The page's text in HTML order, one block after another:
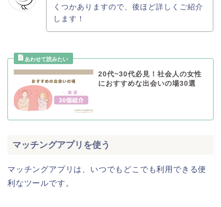
くつかありますので、後ほど詳しくご紹介
します！
20代~30代必見！社会人の女性
におすすめな出会いの場30選
マッチングアプリを使う
マッチングアプリは、いつでもどこでも利用できる便
利なツールです。